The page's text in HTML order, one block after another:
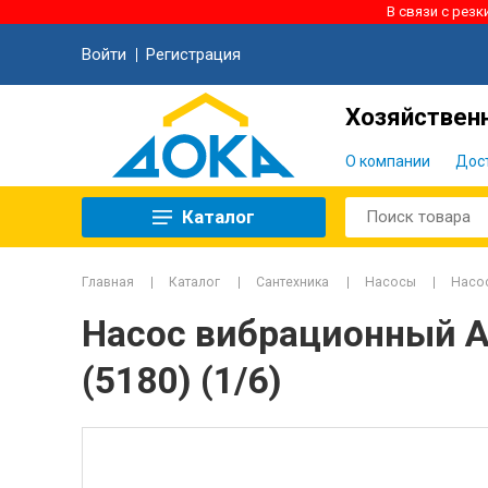
В связи с
Войти Регистрация
О компании
Каталог
Главная Каталог Сантехника Насосы
Насос вибрационный
(5180) (1/6)